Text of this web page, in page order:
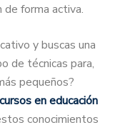
de forma activa.
y buscas una
de técnicas para,
pequeños?
cursos en educación
conocimientos